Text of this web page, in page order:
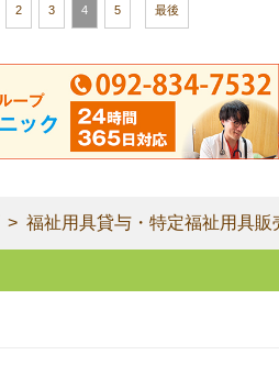
2 3 4 5 最後
福祉用具貸与・特定福祉用具販